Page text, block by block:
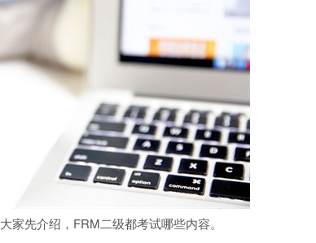
先介绍，FRM二级都考试哪些内容。